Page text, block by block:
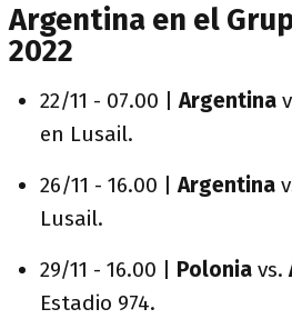
Argentina en el
2022
22/11 - 07.00 |Argentina
en Lusail.
26/11 - 16.00 |Argentina
Lusail.
29/11 - 16.00 | Polonia vs.
Estadio 974.